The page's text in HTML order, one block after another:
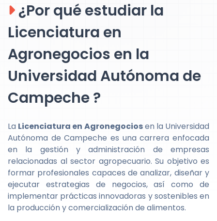
¿Por qué estudiar la
Licenciatura en
Agronegocios en la
Universidad Autónoma de
Campeche ?
La Licenciatura en Agronegociosen la Universidad
Autónoma de Campeche es una carrera enfocada
en la gestión y administración de empresas
relacionadas al sector agropecuario. Su objetivo es
formar profesionales capaces de analizar, diseñar y
ejecutar estrategias de negocios, así como de
implementar prácticas innovadoras y sostenibles en
la producción y comercialización de alimentos.